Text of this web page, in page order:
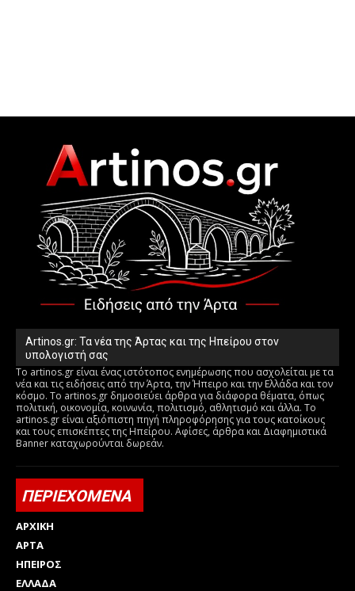
Artinos.gr: Τα νέα της Άρτας και της Ηπείρου στον
υπολογιστή σας
Το artinos.gr είναι ένας ιστότοπος ενημέρωσης που ασχολείται με τα
νέα και τις ειδήσεις από την Άρτα, την Ήπειρο και την Ελλάδα και τον
κόσμο. Το artinos.gr δημοσιεύει άρθρα για διάφορα θέματα, όπως
πολιτική, οικονομία, κοινωνία, πολιτισμό, αθλητισμό και άλλα. Το
artinos.gr είναι αξιόπιστη πηγή πληροφόρησης για τους κατοίκους
και τους επισκέπτες της Ηπείρου. Αφίσες, άρθρα και Διαφημιστικά
Banner καταχωρούνται δωρεάν.
ΠΕΡΙΕΧΟΜΕΝΑ
ΑΡΧΙΚΗ
ΑΡΤΑ
ΗΠΕΙΡΟΣ
ΕΛΛΑΔΑ